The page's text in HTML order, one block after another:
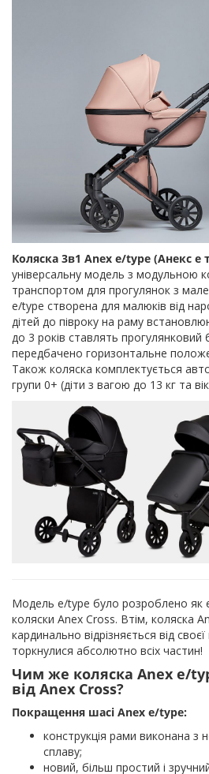
Коляска 3в1 Anex e/type (Анекс е
універсальну модель з модульною
транспортом для прогулянок з
e/type створена для малюків від
дітей до півроку на раму
до 3 років ставлять прогулянковий
передбачено горизонтальне
Також коляска комплектується
групи 0+ (діти з вагою до 13 кг та
Модель e/type було розроблено як
коляски Anex Cross. Втім, коляска
кардинально відрізняється від
торкнулися абсолютно всіх частин!
Чим же коляска Anex e/
від Anex Cross?
Покращення шасі Anex e/type:
конструкція рами виконана з
сплаву;
новий, більш простий і